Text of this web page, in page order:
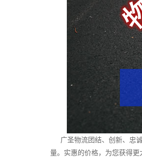
广圣物流团结、创新、忠诚
量。实惠的价格，为您获得